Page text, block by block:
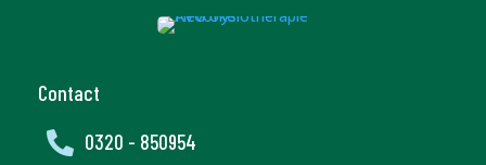
Contact
 0320 - 850954